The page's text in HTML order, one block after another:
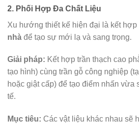
2. Phối Hợp Đa Chất Liệu
Xu hướng thiết kế hiện đại là kết hợp
nhà để tạo sự mới lạ và sang trọng.
Giải pháp: Kết hợp trần thạch cao
tạo hình) cùng trần gỗ công nghiệp
hoặc giật cấp) để tạo điểm nhấn vừa
tế.
Mục tiêu: Các vật liệu khác nhau sẽ